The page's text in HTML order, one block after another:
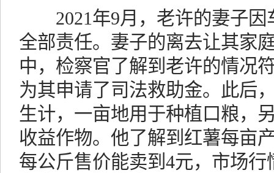
2021年9月，老许的妻子因
全部责任。妻子的离去让其家
中，检察官了解到老许的情况
为其申请了司法救助金。此后
生计，一亩地用于种植口粮，
收益作物。他了解到红薯每亩
每公斤售价能卖到4元，市场